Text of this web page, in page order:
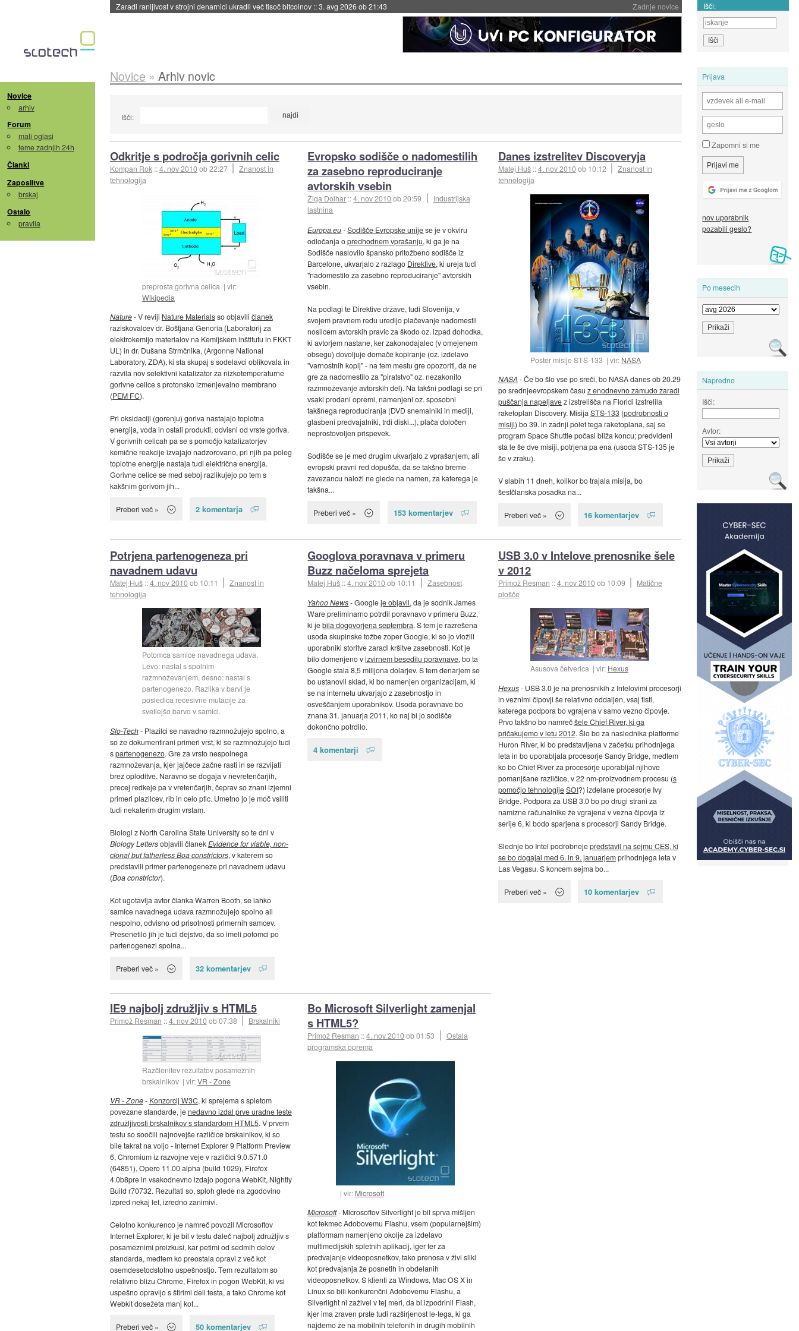
Zadnje novice
Zaradi ranljivost v strojni denarnici ukradli več tisoč bitcoinov ::3. avg 2026 ob 21:43 Išči:
Novice
arhiv
Forum
mali oglasi
teme zadnjih 24h
Članki
Zaposlitve
brskaj
Ostalo
pravila
Prijava
Zapomni si me
nov uporabnik
pozabili geslo?
Po mesecih
Napredno
Išči:
Avtor:
Novice » Arhiv novic
Išči:
Odkritje s področja gorivnih celic
Kompan Rok ::4. nov 2010ob 22:27
Znanost in
tehnologija
preprosta gorivna celica
vir:
Wikipedia
Nature- V reviji Nature Materialsso objavili članek
raziskovalcev dr. Boštjana Genoria (Laboratorij za
elektrokemijo materialov na Kemijskem inštitutu in FKKT
UL) in dr. Dušana Strmčnika, (Argonne National
Laboratory, ZDA), ki sta skupaj s sodelavci oblikovala in
razvila nov selektivni katalizator za nizkotemperaturne
gorivne celice s protonsko izmenjevalno membrano
(PEM FC).
Pri oksidaciji (gorenju) goriva nastajajo toplotna
energija, voda in ostali produkti, odvisni od vrste goriva.
V gorivnih celicah pa se s pomočjo katalizatorjev
kemične reakcije izvajajo nadzorovano, pri njih pa poleg
toplotne energije nastaja tudi električna energija.
Gorivne celice se med seboj razlikujejo po tem s
kakšnim gorivom jih...
Preberi več » 2 komentarja
Evropsko sodišče o nadomestilih
za zasebno reproduciranje
avtorskih vsebin
Žiga Dolhar ::4. nov 2010ob 20:59
Industrijska
lastnina
Europa.eu-Sodišče Evropske unijese je v okviru
odločanja opredhodnem vprašanju, ki ga je na
Sodišče naslovilo špansko pritožbeno sodišče iz
Barcelone, ukvarjalo z razlago Direktive, ki ureja tudi
"nadomestilo za zasebno reproduciranje" avtorskih
vsebin.
Na podlagi te Direktive države, tudi Slovenija, v
svojem pravnem redu uredijo plačevanje nadomestil
nosilcem avtorskih pravic za škodo oz. izpad dohodka,
ki avtorjem nastane, ker zakonodajalec (v omejenem
obsegu) dovoljuje domače kopiranje (oz. izdelavo
"varnostnih kopij" - na tem mestu gre opozoriti, da ne
gre za nadomestilo za "piratstvo" oz. nezakonito
razmnoževanje avtorskih del). Na takšni podlagi se pri
vsaki prodani opremi, namenjeni oz. sposobni
takšnega reproduciranja (DVD snemalniki in mediji,
glasbeni predvajalniki, trdi diski...), plača določen
neprostovoljen prispevek.
Sodišče se je med drugim ukvarjalo z vprašanjem, ali
evropski pravni red dopušča, da se takšno breme
zavezancu naloži ne glede na namen, za katerega je
takšna...
Preberi več » 153 komentarjev
Danes izstrelitev Discoveryja
Matej Huš ::4. nov 2010ob 10:12
Znanost in
tehnologija
Poster misije STS-133 vir: NASA
NASA- Če bo šlo vse po sreči, bo NASA danes ob 20.29
po srednjeevropskem času z enodnevno zamudo zaradi
puščanja napeljavez izstrelišča na Floridi izstrelila
raketoplan Discovery. Misija STS-133(podrobnosti o
misiji) bo 39. in zadnji polet tega raketoplana, saj se
program Space Shuttle počasi bliža koncu; predvideni
sta le še dve misiji, potrjena pa ena (usoda STS-135 je
še v zraku).
V slabih 11 dneh, kolikor bo trajala misija, bo
šestčlanska posadka na...
Preberi več » 16 komentarjev
Potrjena partenogeneza pri
navadnem udavu
Matej Huš ::4. nov 2010ob 10:11
Znanost in
tehnologija
Potomca samice navadnega udava.
Levo: nastal s spolnim
razmnoževanjem, desno: nastal s
partenogenezo. Razlika v barvi je
posledica recesivne mutacije za
svetlejšo barvo v samici.
Slo-Tech- Plazilci se navadno razmnožujejo spolno, a
so že dokumentirani primeri vrst, ki se razmnožujejo tudi
spartenogenezo. Gre za vrsto nespolnega
razmnoževanja, kjer jajčece začne rasti in se razvijati
brez oploditve. Naravno se dogaja v nevretenčarjih,
precej redkeje pa v vretenčarjih, čeprav so znani izjemni
primeri plazilcev, rib in celo ptic. Umetno jo je moč vsiliti
tudi nekaterim drugim vrstam.
Biologi z North Carolina State University so te dni v
Biology Lettersobjavili članekEvidence for viable, non-
clonal but fatherless Boa constrictors, v katerem so
predstavili primer partenogeneze pri navadnem udavu
(Boa constrictor).
Kot ugotavlja avtor članka Warren Booth, se lahko
samice navadnega udava razmnožujejo spolno ali
nespolno, odvisno od prisotnosti primernih samcev.
Presenetilo jih je tudi dejstvo, da so imeli potomci po
partenogenezi spolna...
Preberi več » 32 komentarjev
Googlova poravnava v primeru
Buzz načeloma sprejeta
Matej Huš ::4. nov 2010ob 10:11
Zasebnost
Yahoo News- Googleje objavil, da je sodnik James
Ware preliminarno potrdil poravnavo v primeru Buzz,
ki jebila dogovorjena septembra. S tem je razrešena
usoda skupinske tožbe zoper Google, ki so jo vložili
uporabniki storitve zaradi kršitve zasebnosti. Kot je
bilo domenjeno vizvirnem besedilu poravnave, bo ta
Google stala 8,5 milijona dolarjev. S tem denarjem se
bo ustanovil sklad, ki bo namenjen organizacijam, ki
se na internetu ukvarjajo z zasebnostjo in
osveščanjem uporabnikov. Usoda poravnave bo
znana 31. januarja 2011, ko naj bi jo sodišče
dokončno potrdilo.
4 komentarji
USB 3.0 v Intelove prenosnike šele
v 2012
Primož Resman ::4. nov 2010ob 10:09
Matične
plošče
Asusova četverica vir: Hexus
Hexus- USB 3.0 je na prenosnikih z Intelovimi procesorji
in veznimi čipovji še relativno oddaljen, vsaj tisti,
katerega podpora bo vgrajena v samo vezno čipovje.
Prvo takšno bo namrečšele Chief River, ki ga
pričakujemo v letu 2012. Šlo bo za naslednika platforme
Huron River, ki bo predstavljena v začetku prihodnjega
leta in bo uporabljala procesorje Sandy Bridge, medtem
ko bo Chief River za procesorje uporabljal njihove
pomanjšane različice, v 22 nm-proizvodnem procesu (s
pomočjo tehnologijeSOI?) izdelane procesorje Ivy
Bridge. Podpora za USB 3.0 bo po drugi strani za
namizne računalnike že vgrajena v vezna čipovja iz
serije 6, ki bodo sparjena s procesorji Sandy Bridge.
Slednje bo Intel podrobnejepredstavil na sejmu CES, ki
se bo dogajal med 6. in 9. januarjemprihodnjega leta v
Las Vegasu. S koncem sejma bo...
Preberi več » 10 komentarjev
IE9 najbolj združljiv s HTML5
Primož Resman ::4. nov 2010ob 07:38 Brskalniki
Razčlenitev rezultatov posameznih
brskalnikov
vir:VR - Zone
VR - Zone- Konzorcij W3C, ki sprejema s spletom
povezane standarde, jenedavno izdal prve uradne teste
združljivosti brskalnikov s standardom HTML5. V prvem
testu so soočili najnovejše različice brskalnikov, ki so
bile takrat na voljo - Internet Explorer 9 Platform Preview
6, Chromium iz razvojne veje v različici 9.0.571.0
(64851), Opero 11.00 alpha (build 1029), Firefox
4.0b8pre in vsakodnevno izdajo pogona WebKit, Nightly
Build r70732. Rezultati so, sploh glede na zgodovino
izpred nekaj let, izredno zanimivi.
Celotno konkurenco je namreč povozil Microsoftov
Internet Explorer, ki je bil v testu daleč najbolj združljiv s
posameznimi preizkusi, kar petimi od sedmih delov
standarda, medtem ko preostala opravi z več kot
osemdesetodstotno uspešnostjo. Tem rezultatom so
relativno blizu Chrome, Firefox in pogon WebKit, ki vsi
uspešno opravijo s štirimi deli testa, a tako Chrome kot
Webkit dosežeta manj kot...
Preberi več » 50 komentarjev
Bo Microsoft Silverlight zamenjal
s HTML5?
Primož Resman ::4. nov 2010ob 01:53
Ostala
programska oprema
vir: Microsoft
Microsoft- Microsoftov Silverlight je bil sprva mišljen
kot tekmec Adobovemu Flashu, vsem (popularnejšim)
platformam namenjeno okolje za izdelavo
multimedijskih spletnih aplikacij, iger ter za
predvajanje videoposnetkov, tako prenosa v živi sliki
kot predvajanja že posnetih in obdelanih
videoposnetkov. S klienti za Windows, Mac OS X in
Linux so bili konkurenčni Adobovemu Flashu, a
Silverlight ni zaživel v tej meri, da bi izpodrinil Flash,
kjer ima zraven prste tudi razširjenost le-tega, ki ga
najdemo že na mobilnih telefonih in drugih mobilnih